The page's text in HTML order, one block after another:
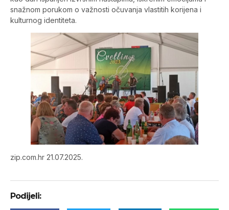
snažnom porukom o važnosti očuvanja vlastitih korijena i
kulturnog identiteta.
zip.com.hr 21.07.2025.
Podijeli: